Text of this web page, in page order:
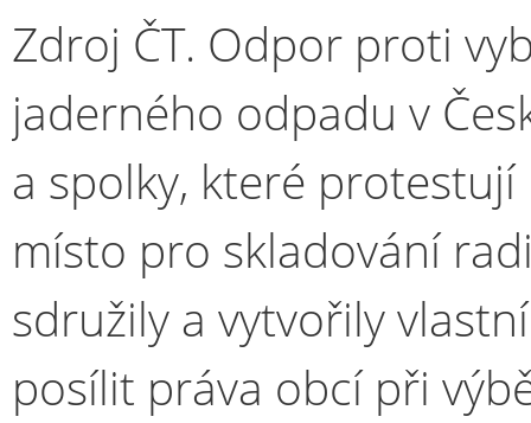
Zdroj ČT. Odpor proti
jaderného odpadu v
a spolky, které
místo pro skladování
sdružily a vytvořily
posílit práva obcí při